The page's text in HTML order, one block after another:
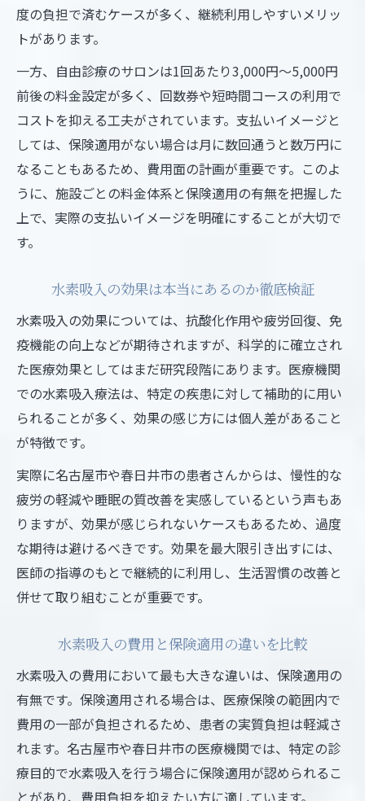
度の負担で済むケースが多く、継続利用しやすいメリッ
トがあります。
一方、自由診療のサロンは1回あたり3,000円〜5,000円
前後の料金設定が多く、回数券や短時間コースの利用で
コストを抑える工夫がされています。支払いイメージと
しては、保険適用がない場合は月に数回通うと数万円に
なることもあるため、費用面の計画が重要です。このよ
うに、施設ごとの料金体系と保険適用の有無を把握した
上で、実際の支払いイメージを明確にすることが大切で
す。
水素吸入の効果は本当にあるのか徹底検証
水素吸入の効果については、抗酸化作用や疲労回復、免
疫機能の向上などが期待されますが、科学的に確立され
た医療効果としてはまだ研究段階にあります。医療機関
での水素吸入療法は、特定の疾患に対して補助的に用い
られることが多く、効果の感じ方には個人差があること
が特徴です。
実際に名古屋市や春日井市の患者さんからは、慢性的な
疲労の軽減や睡眠の質改善を実感しているという声もあ
りますが、効果が感じられないケースもあるため、過度
な期待は避けるべきです。効果を最大限引き出すには、
医師の指導のもとで継続的に利用し、生活習慣の改善と
併せて取り組むことが重要です。
水素吸入の費用と保険適用の違いを比較
水素吸入の費用において最も大きな違いは、保険適用の
有無です。保険適用される場合は、医療保険の範囲内で
費用の一部が負担されるため、患者の実質負担は軽減さ
れます。名古屋市や春日井市の医療機関では、特定の診
療目的で水素吸入を行う場合に保険適用が認められるこ
とがあり、費用負担を抑えたい方に適しています。